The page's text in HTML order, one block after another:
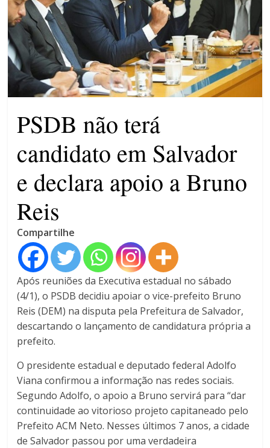
O patrimônio dos candidatos
CNJ acaba com aposentadoria
compulsória como punição
máxima para magistrados
PSDB não terá
candidato em Salvador
e declara apoio a Bruno
Reis
Compartilhe
Após reuniões da Executiva estadual no sábado
(4/1), o PSDB decidiu apoiar o vice-prefeito Bruno
Reis (DEM) na disputa pela Prefeitura de Salvador,
descartando o lançamento de candidatura própria a
prefeito.
O presidente estadual e deputado federal Adolfo
Viana confirmou a informação nas redes sociais.
Segundo Adolfo, o apoio a Bruno servirá para “dar
continuidade ao vitorioso projeto capitaneado pelo
Prefeito ACM Neto. Nesses últimos 7 anos, a cidade
de Salvador passou por uma verdadeira